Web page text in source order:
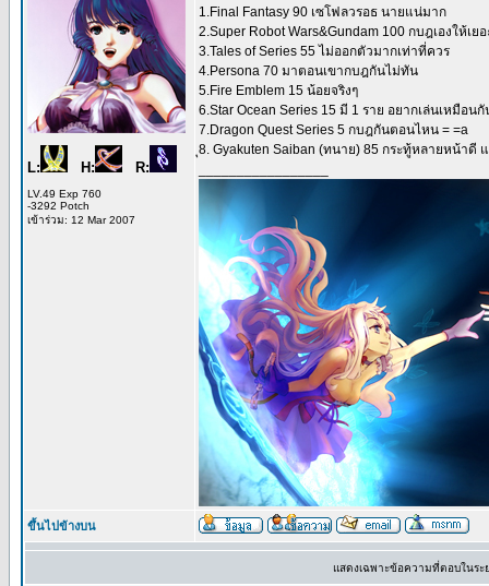
L: H: R:
LV.49 Exp 760
-3292 Potch
เข้าร่วม: 12 Mar 2007
1.Final Fantasy 90 เซโฟลวรอธ นายแน่มาก
2.Super Robot Wars&Gundam 100 กบฎเองให้เย
3.Tales of Series 55 ไม่ออกตัวมากเท่าที่ควร
4.Persona 70 มาตอนเขากบฎกันไม่ทัน
5.Fire Emblem 15 น้อยจริงๆ
6.Star Ocean Series 15 มี 1 ราย อยากเล่นเหมือ
7.Dragon Quest Series 5 กบฎกันตอนไหน = =a
8. Gyakuten Saiban (ทนาย) 85 กระทู้หลายหน้าดี แ
ขึ้นไปข้างบน
แสดงเฉพาะข้อความที่ตอบในระ